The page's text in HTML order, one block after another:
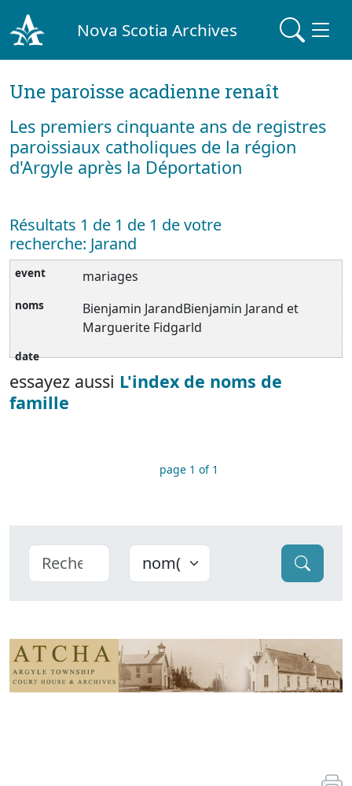
Nova Scotia Archives
Une paroisse acadienne renaît
Les premiers cinquante ans de registres
paroissiaux catholiques de la région
d'Argyle après la Déportation
Résultats 1 de 1 de 1 de votre
recherche: Jarand
mariages
Bienjamin JarandBienjamin Jarand et
Marguerite Fidgarld
essayez aussi L'index de noms de
famille
page 1 of 1